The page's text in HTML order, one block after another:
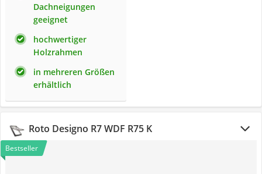
Dachneigungen
geeignet
hochwertiger
Holzrahmen
in mehreren Größen
erhältlich
Roto Designo R7 WDF R75 K
Bestseller